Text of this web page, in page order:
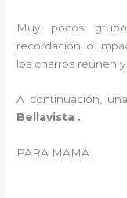
Muy pocos
recordación o
los charros reúnen
A continuación,
Bellavista .